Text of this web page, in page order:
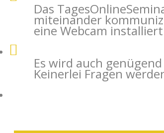
Das
miteinander
eine Webcam
Es wird auch
Keinerlei Fragen